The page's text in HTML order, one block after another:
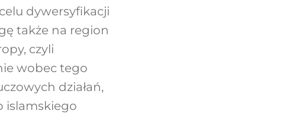
dywersyfikacji
także na region
czyli
wobec tego
działań,
islamskiego